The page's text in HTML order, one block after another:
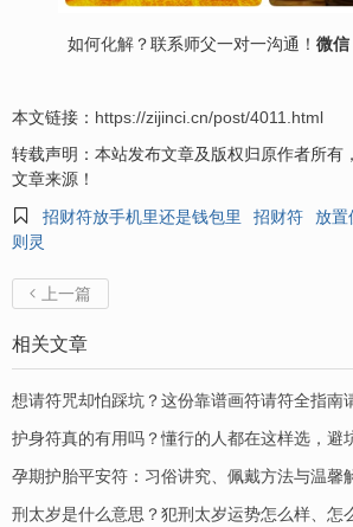
如何化解？联系师父一对一沟通！ 微
本文链接： https://zijinci.cn/post/4011.html
转载声明：本站发布文章及版权归原作者所有
文章来源！

招财符放手机里还是钱包里 招财符 放置
则灵
 上一篇
相关文章
想请符咒却怕踩坑？这份靠谱画符请符全指南
护身符真的有用吗？懂行的人都在这样选，避
孕期护胎平安符：习俗讲究、佩戴方法与温馨
刑太岁是什么意思？犯刑太岁运势怎么样、怎